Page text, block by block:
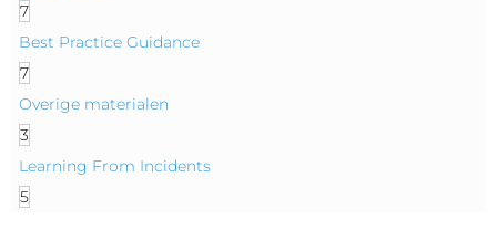
7
Best Practice Guidance
7
Overige materialen
3
Learning From Incidents
5